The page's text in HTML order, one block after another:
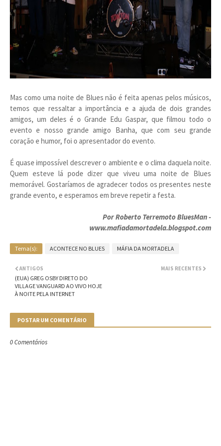
Mas como uma noite de Blues não é feita apenas pelos músicos,
temos que ressaltar a importância e a ajuda de dois grandes
amigos, um deles é o Grande Edu Gaspar, que filmou todo o
evento e nosso grande amigo Banha, que com seu grande
coração e humor, foi o apresentador do evento.
É quase impossível descrever o ambiente e o clima daquela noite.
Quem esteve lá pode dizer que viveu uma noite de Blues
memorável. Gostaríamos de agradecer todos os presentes neste
grande evento, e esperamos em breve repetir a festa.
PorRoberto Terremoto BluesMan -
www.mafiadamortadela.blogspot.com
Tema(s): ACONTECE NO BLUES MÁFIA DA MORTADELA
MAIS RECENTES
ANTIGOS
(EUA) GREG OSBY DIRETO DO
VILLAGE VANGUARD AO VIVO HOJE
À NOITE PELA INTERNET
POSTAR UM COMENTÁRIO
0 Comentários